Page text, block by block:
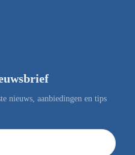
nieuws, aanbiedingen en tips